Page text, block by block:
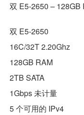
双 E5-2650 – 128GB
双 E5-2650
16C/32T 2.20Ghz
128GB RAM
2TB SATA
1Gbps 未计量
5 个可用的 IPv4